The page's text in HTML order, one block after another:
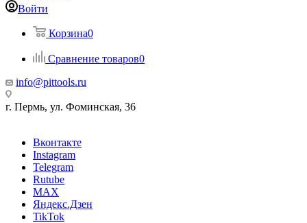
Войти
Корзина0
Сравнение товаров0
info@pittools.ru
г. Пермь, ул. Фоминская, 36
Вконтакте
Instagram
Telegram
Rutube
MAX
Яндекс.Дзен
TikTok